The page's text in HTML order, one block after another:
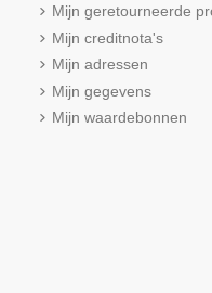
Mijn geretourneerde
Mijn creditnota's
Mijn adressen
Mijn gegevens
Mijn waardebonnen